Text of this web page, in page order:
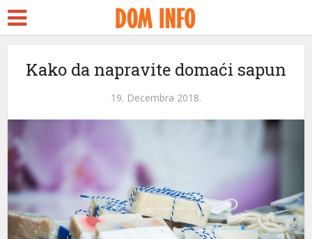
Kako da napravite domaći sapun
19. Decembra 2018.